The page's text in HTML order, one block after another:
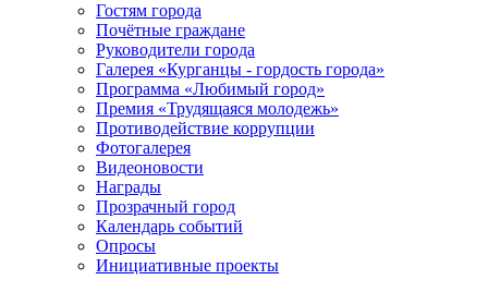
Гостям города
Почётные граждане
Руководители города
Галерея «Курганцы - гордость города»
Программа «Любимый город»
Премия «Трудящаяся молодежь»
Противодействие коррупции
Фотогалерея
Видеоновости
Награды
Прозрачный город
Календарь событий
Опросы
Инициативные проекты